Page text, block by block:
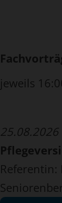
jeweils
25.08.2026
Referentin: